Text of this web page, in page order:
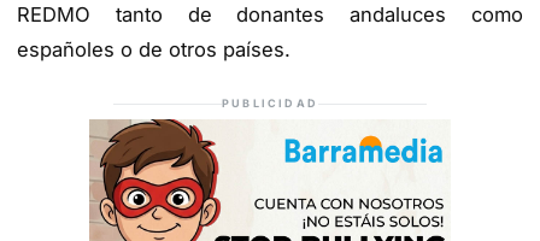
REDMO tanto de donantes andaluces como
españoles o de otros países.
PUBLICIDAD